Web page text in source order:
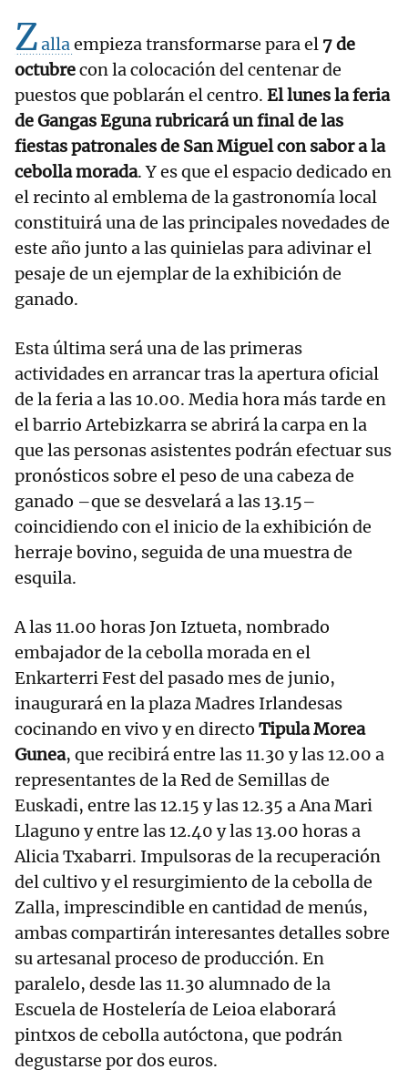
Zallaempieza transformarse para el 7 de
octubrecon la colocación del centenar de
puestos que poblarán el centro. El lunes la feria
de Gangas Eguna rubricará un final de las
fiestas patronales de San Miguel con sabor a la
cebolla morada. Y es que el espacio dedicado en
el recinto al emblema de la gastronomía local
constituirá una de las principales novedades de
este año junto a las quinielas para adivinar el
pesaje de un ejemplar de la exhibición de
ganado.
Esta última será una de las primeras
actividades en arrancar tras la apertura oficial
de la feria a las 10.00. Media hora más tarde en
el barrio Artebizkarra se abrirá la carpa en la
que las personas asistentes podrán efectuar sus
pronósticos sobre el peso de una cabeza de
ganado –que se desvelará a las 13.15–
coincidiendo con el inicio de la exhibición de
herraje bovino, seguida de una muestra de
esquila.
A las 11.00 horas Jon Iztueta, nombrado
embajador de la cebolla morada en el
Enkarterri Fest del pasado mes de junio,
inaugurará en la plaza Madres Irlandesas
cocinando en vivo y en directo Tipula Morea
Gunea, que recibirá entre las 11.30 y las 12.00 a
representantes de la Red de Semillas de
Euskadi, entre las 12.15 y las 12.35 a Ana Mari
Llaguno y entre las 12.40 y las 13.00 horas a
Alicia Txabarri. Impulsoras de la recuperación
del cultivo y el resurgimiento de la cebolla de
Zalla, imprescindible en cantidad de menús,
ambas compartirán interesantes detalles sobre
su artesanal proceso de producción. En
paralelo, desde las 11.30 alumnado de la
Escuela de Hostelería de Leioa elaborará
pintxos de cebolla autóctona, que podrán
degustarse por dos euros.